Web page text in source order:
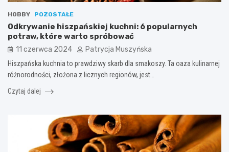
HOBBY POZOSTAŁE
Odkrywanie hiszpańskiej kuchni: 6 popularnych
potraw, które warto spróbować
11 czerwca 2024 Patrycja Muszyńska
Hiszpańska kuchnia to prawdziwy skarb dla smakoszy. Ta oaza kulinarnej
różnorodności, złożona z licznych regionów, jest…
Czytaj dalej